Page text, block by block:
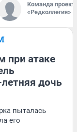
Команда
«Редколлегия»
при атаке
дочь
пыталась
его